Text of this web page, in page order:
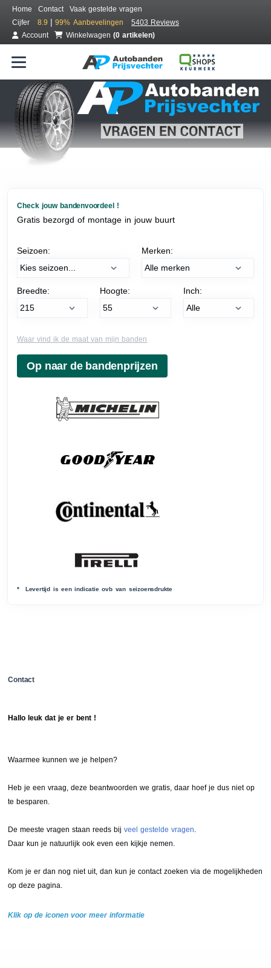
Home Contact
Vaak gestelde vragen
Cijfer
8.9 | 99% Aanbevelingen
5403 Reviews
Account
Winkelwagen (0 artikelen)
Check jouw bandenvoordeel !
Gratis bezorgd of montage in jouw buurt
Seizoen: Merken:
Breedte: Hoogte: Inch:
Waar vind ik de maat van mijn banden
* Levertijd is een indicatie ovb van seizoensdrukte
Contact
Hallo leuk dat je er bent !
Waarmee kunnen we je helpen?
Heb je een vraag, deze beantwoorden we gratis, daar hoef je dus niet op
te besparen.
De meeste vragen staan reeds bijveel gestelde vragen
Daar kun je natuurlijk ook even een kijkje nemen.
Kom je er dan nog niet uit, dan kun je contact zoeken via de mogelijkheden
op deze pagina.
Klik op de iconen voor meer informatie